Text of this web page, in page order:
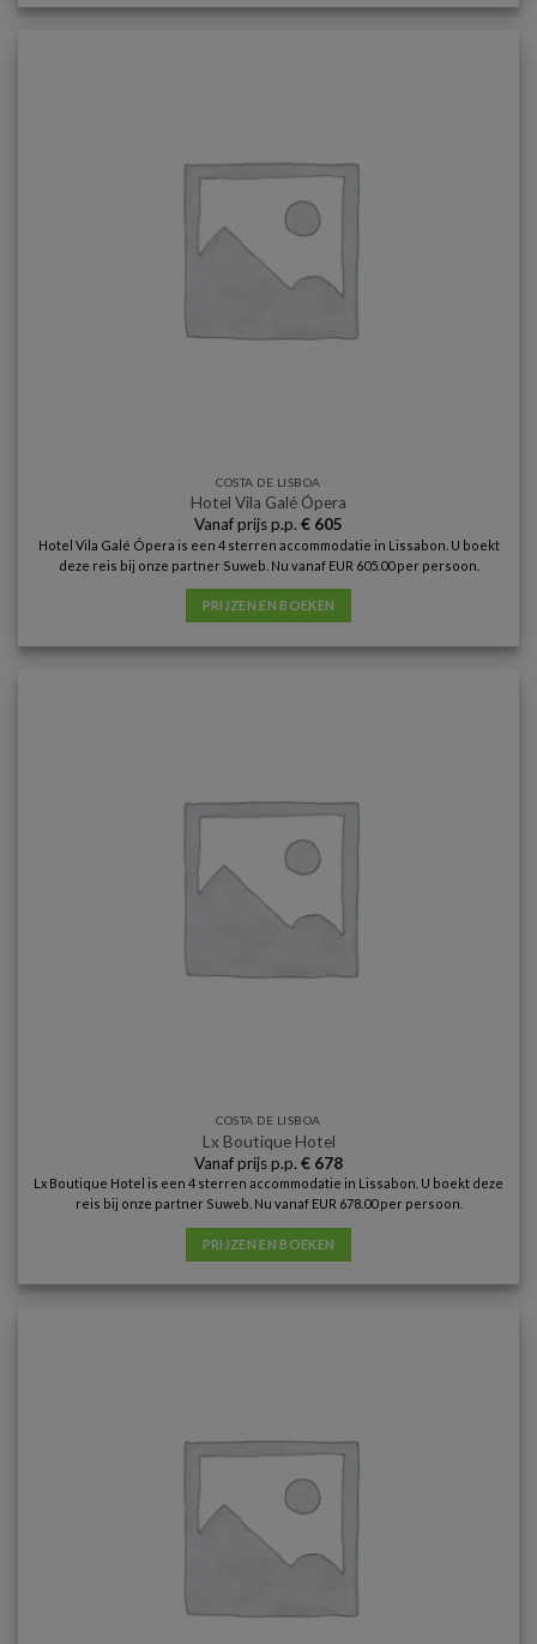
COSTA DE LISBOA
Hotel Vila Galé Ópera
Vanaf prijs p.p. € 605
Hotel Vila Galé Ópera is een 4 sterren accommodatie in Lissabon. U boekt
deze reis bij onze partner Suweb. Nu vanaf EUR 605.00 per persoon.
PRIJZEN EN BOEKEN
COSTA DE LISBOA
Lx Boutique Hotel
Vanaf prijs p.p. € 678
Lx Boutique Hotel is een 4 sterren accommodatie in Lissabon. U boekt deze
reis bij onze partner Suweb. Nu vanaf EUR 678.00 per persoon.
PRIJZEN EN BOEKEN